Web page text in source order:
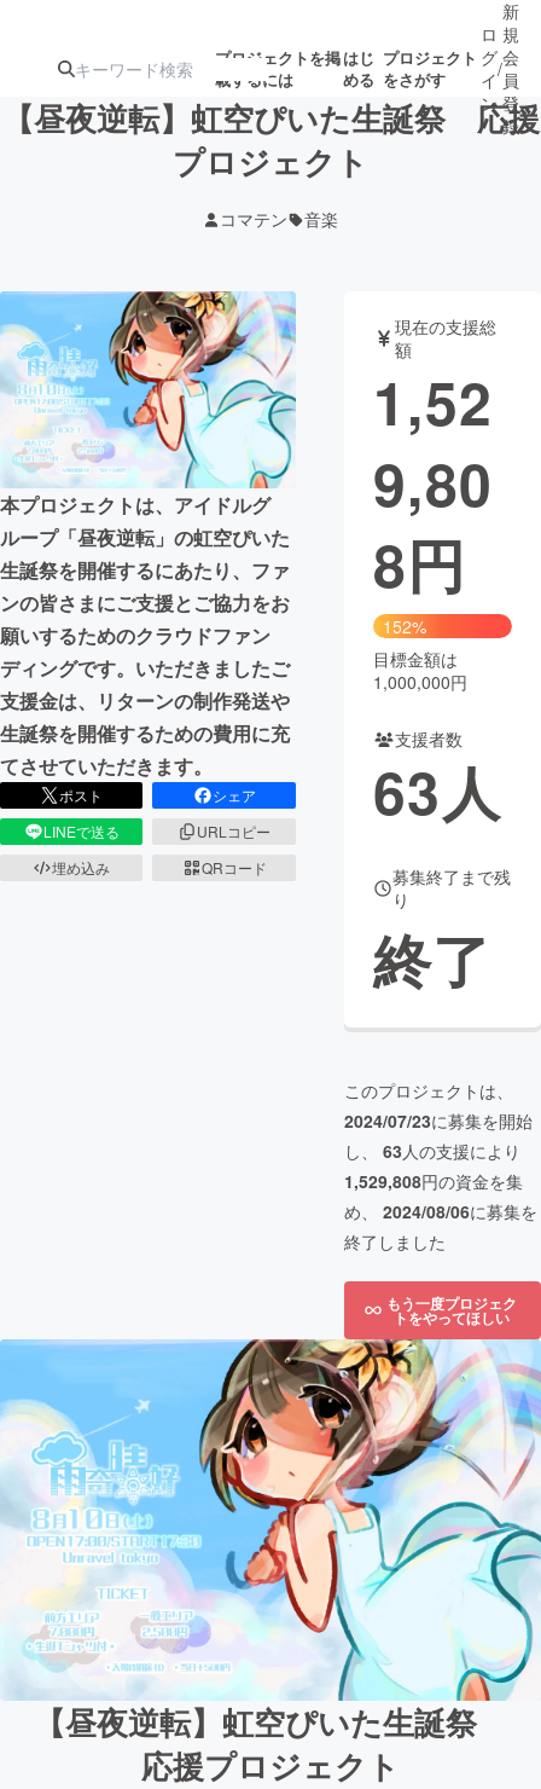
プロジェクトを掲
載するには
はじ
める
プロジェクト
をさがす
ジェクト
募集終了が近いプ
ロジェクト
アート・写真 音楽
テクノロジー・ガジェット ゲーム・サ
映像・映画
ビジネス・起業
まちづくり・地域活性化
CAMPFIRE for Social Good
CAMPFIRE Creation
CAMPFIREふるさと納税machi-ya コミュニティ
ロ
グ
イ
ン
/
新
規
会
員
登
録
【昼夜逆転】虹空ぴいた生誕祭 応援
プロジェクト
コマテン 音楽
本プロジェクトは、アイドルグ
ループ「昼夜逆転」の虹空ぴいた
生誕祭を開催するにあたり、ファ
ンの皆さまにご支援とご協力をお
願いするためのクラウドファン
ディングです。いただきましたご
支援金は、リターンの制作発送や
生誕祭を開催するための費用に充
てさせていただきます。
ポスト
シェア
LINEで送る
URLコピー
埋め込み
QRコード
現在の支援総
額
1,52
9,80
8円
152%
目標金額は
1,000,000円
支援者数
63人
募集終了まで残
り
終了
このプロジェクトは、
2024/07/23に募集を開始
し、 63人の支援により
1,529,808円の資金を集
め、 2024/08/06に募集を
終了しました
もう一度プロジェク
トをやってほしい
【昼夜逆転】虹空ぴいた生誕祭
応援プロジェクト